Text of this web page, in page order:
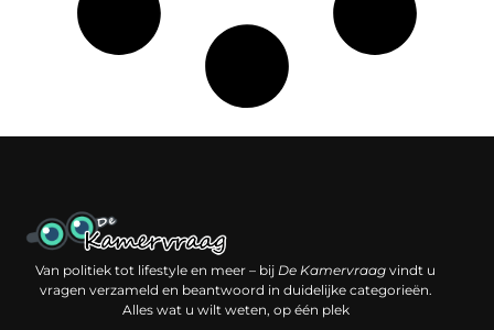
Van politiek tot lifestyle en meer – bijDe Kamervraag vindt u
vragen verzameld en beantwoord in duidelijke categorieën.
Alles wat u wilt weten, op één plek